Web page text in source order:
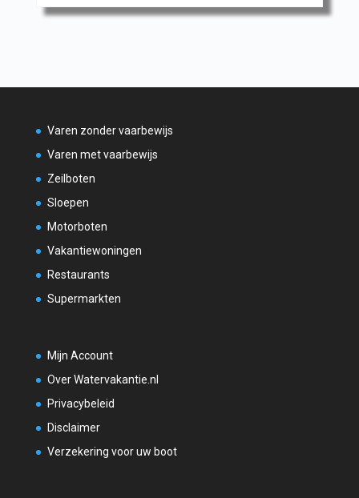
Varen zonder vaarbewijs
Varen met vaarbewijs
Zeilboten
Sloepen
Motorboten
Vakantiewoningen
Restaurants
Supermarkten
Mijn Account
Over Watervakantie.nl
Privacybeleid
Disclaimer
Verzekering voor uw boot